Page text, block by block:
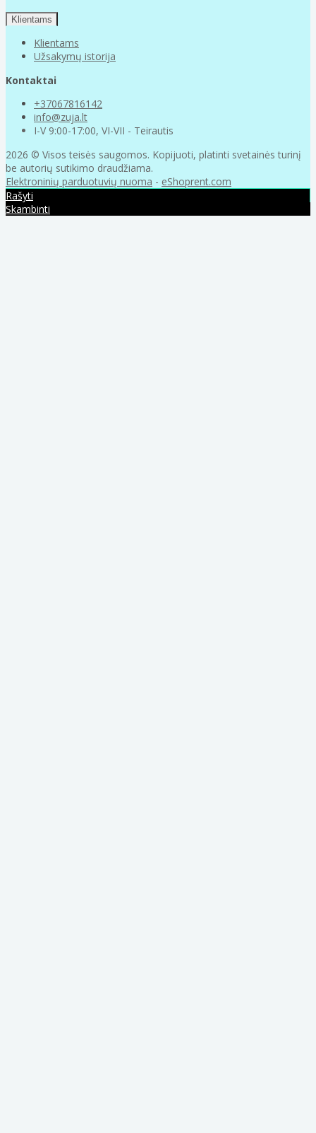
Klientams
Klientams
Užsakymų istorija
Kontaktai
+37067816142
info@zuja.lt
I-V 9:00-17:00, VI-VII - Teirautis
2026 © Visos teisės saugomos. Kopijuoti, platinti svetainės turinį
be autorių sutikimo draudžiama.
Elektroninių parduotuvių nuoma - eShoprent.com
Rašyti
Skambinti